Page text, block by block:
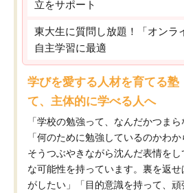
立をサポート
東大生に質問し放題！「オンラ
自主学習に最適
学びを愛する人材を育てる塾
て、主体的に学べる人へ
「学校の勉強って、なんだかつまら
「何のために勉強しているのかわか
そうつぶやきながら沈んだ表情を
な可能性を持っています。裏を返
がしたい」「目的意識を持って、